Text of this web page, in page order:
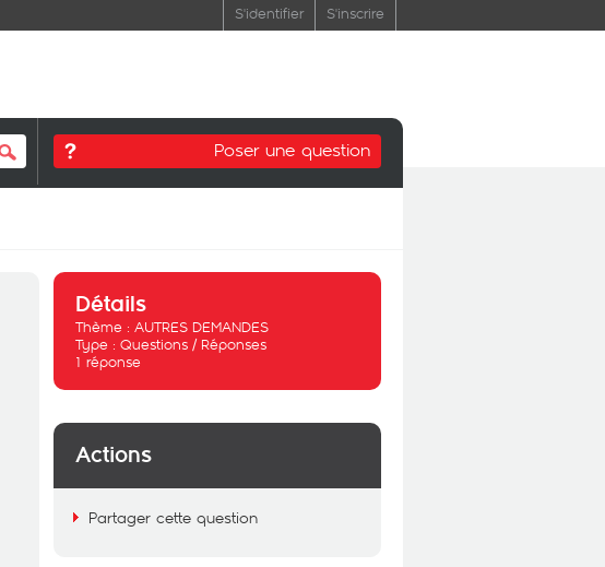
S'identifier S'inscrire
Poser une question
Détails
Thème : AUTRES DEMANDES
Type : Questions / Réponses
1 réponse
Actions
Partager cette question